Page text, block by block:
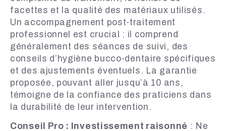
facettes et la qualité des matériaux utilisés.
Un accompagnement post-traitement
professionnel est crucial : il comprend
généralement des séances de suivi, des
conseils d’hygiène bucco-dentaire spécifiques
et des ajustements éventuels. La garantie
proposée, pouvant aller jusqu’à 10 ans,
témoigne de la confiance des praticiens dans
la durabilité de leur intervention.
Conseil Pro : Investissement raisonné : Ne